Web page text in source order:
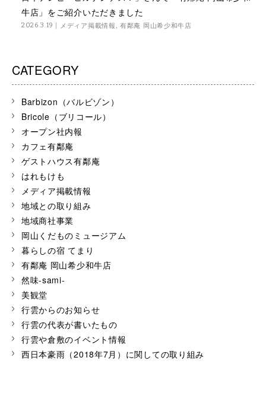
牛店」をご紹介いただきました
2026.3.19 メディア掲載情報,有鄰庵 岡山希少和牛店
CATEGORY
Barbizon（バルビゾン）
Bricole（ブリコール）
オープン社内報
カフェ有鄰庵
ゲストハウス有鄰庵
はれもけも
メディア掲載情報
地域との取り組み
地域商社事業
岡山くだものミュージアム
暮らしの宿 てまり
有鄰庵 岡山希少和牛店
然味-sami-
美観堂
行雲からのお知らせ
行雲の代表が書いたもの
行雲や倉敷のイベント情報
西日本豪雨（2018年7月）に関しての取り組み